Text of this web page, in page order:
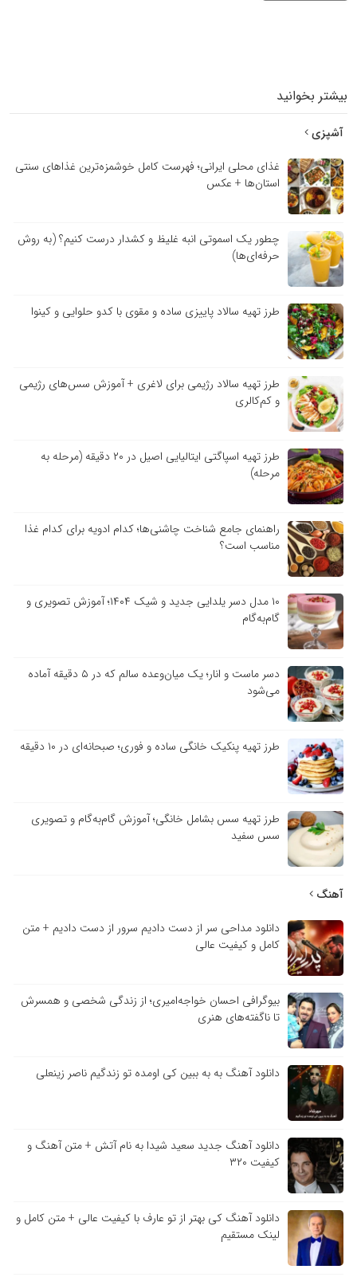
بیشتر بخوانید
آشپزی
غذای محلی ایرانی؛ فهرست کامل خوشمزه‌ترین غذاهای سنتی
استان‌ها + عکس
چطور یک اسموتی انبه غلیظ و کشدار درست کنیم؟ (به روش
حرفه‌ای‌ها)
طرز تهیه سالاد پاییزی ساده و مقوی با کدو حلوایی و کینوا
طرز تهیه سالاد رژیمی برای لاغری + آموزش سس‌های رژیمی
و کم‌کالری
طرز تهیه اسپاگتی ایتالیایی اصیل در ۲۰ دقیقه (مرحله به
مرحله)
راهنمای جامع شناخت چاشنی‌ها؛ کدام ادویه برای کدام غذا
مناسب است؟
۱۰ مدل دسر یلدایی جدید و شیک ۱۴۰۴؛ آموزش تصویری و
گام‌به‌گام
دسر ماست و انار؛ یک میان‌وعده سالم که در ۵ دقیقه آماده
می‌شود
طرز تهیه پنکیک خانگی ساده و فوری؛ صبحانه‌ای در ۱۰ دقیقه
طرز تهیه سس بشامل خانگی؛ آموزش گام‌به‌گام و تصویری
سس سفید
آهنگ
دانلود مداحی سر از دست دادیم سرور از دست دادیم + متن
کامل و کیفیت عالی
بیوگرافی احسان خواجه‌امیری؛ از زندگی شخصی و همسرش
تا ناگفته‌های هنری
دانلود آهنگ به به ببین کی اومده تو زندگیم ناصر زینعلی
دانلود آهنگ جدید سعید شیدا به نام آتش + متن آهنگ و
کیفیت ۳۲۰
دانلود آهنگ کی بهتر از تو عارف با کیفیت عالی + متن کامل و
لینک مستقیم